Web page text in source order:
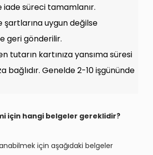
iade süreci tamamlanır.
şartlarına uygun değilse
geri gönderilir.
tutarın kartınıza yansıma süresi
bağlıdır. Genelde 2-10 işgününde
için hangi belgeler gereklidir?
için aşağıdaki belgeler